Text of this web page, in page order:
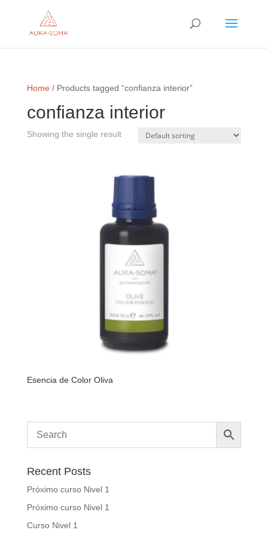
Home/ Products tagged “confianza interior”
confianza interior
Showing the single result
Esencia de Color Oliva
Recent Posts
Próximo curso Nivel 1
Próximo curso Nivel 1
Curso Nivel 1